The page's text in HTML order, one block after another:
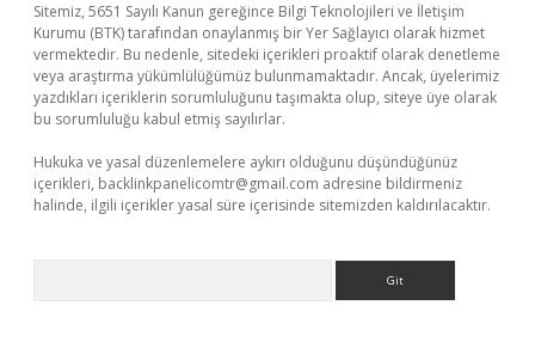
Sitemiz, 5651 Sayılı Kanun gereğince Bilgi Teknolojileri ve İletişim
Kurumu (BTK) tarafından onaylanmış bir Yer Sağlayıcı olarak hizmet
vermektedir. Bu nedenle, sitedeki içerikleri proaktif olarak denetleme
veya araştırma yükümlülüğümüz bulunmamaktadır. Ancak, üyelerimiz
yazdıkları içeriklerin sorumluluğunu taşımakta olup, siteye üye olarak
bu sorumluluğu kabul etmiş sayılırlar.
Hukuka ve yasal düzenlemelere aykırı olduğunu düşündüğünüz
içerikleri, backlinkpanelicomtr@gmail.com adresine bildirmeniz
halinde, ilgili içerikler yasal süre içerisinde sitemizden kaldırılacaktır.